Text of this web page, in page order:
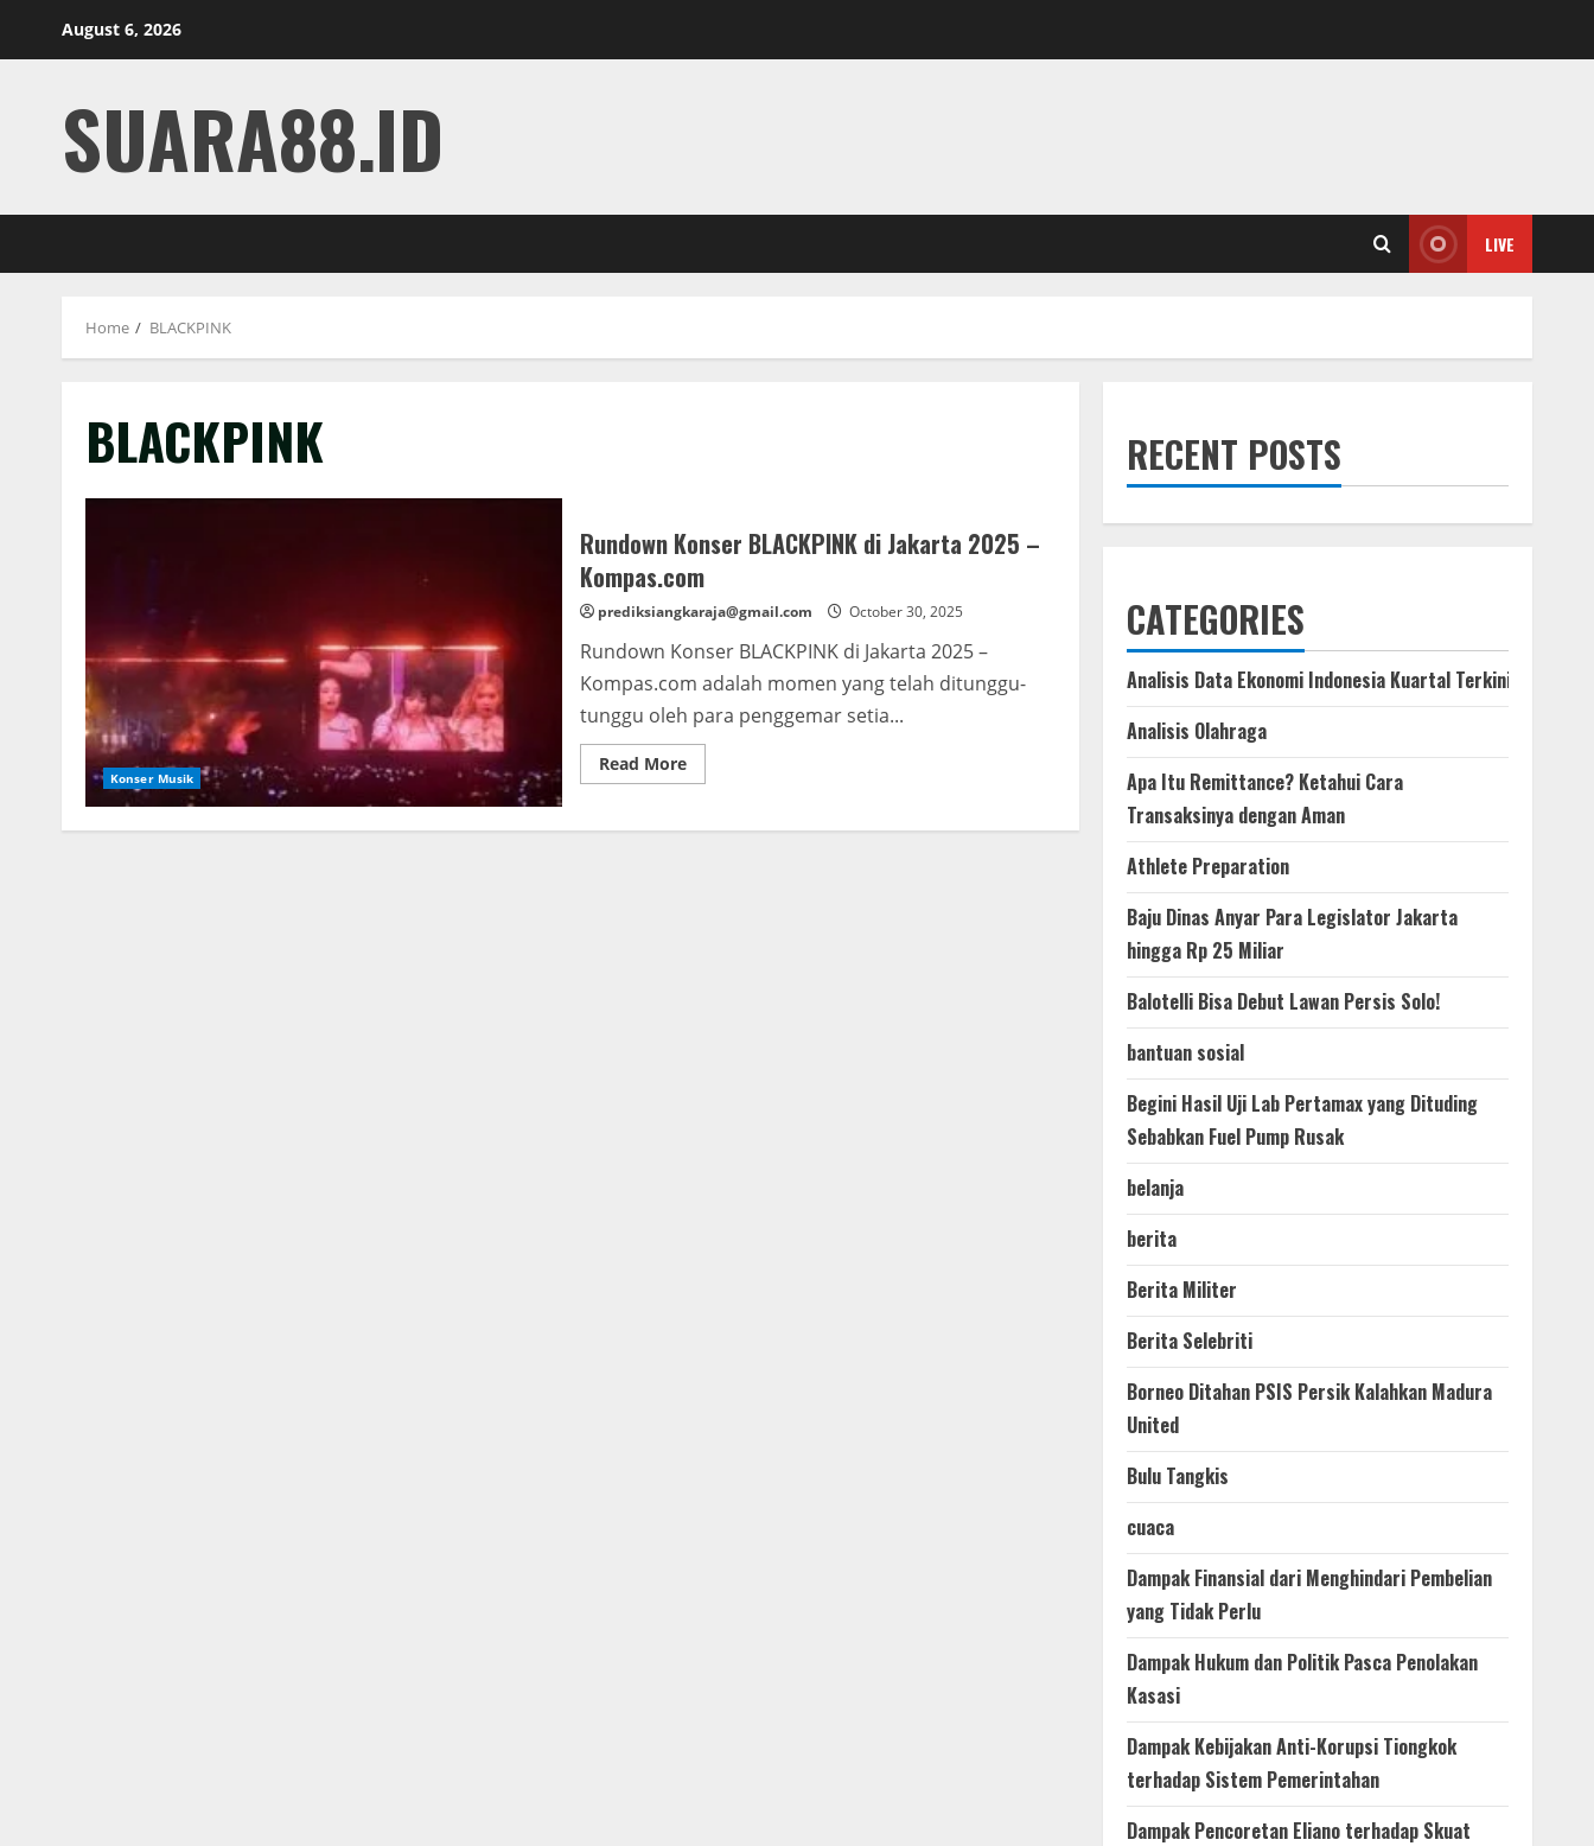
August 6, 2026
SUARA88.ID
LIVE
Home BLACKPINK
BLACKPINK
Konser Musik
Rundown Konser BLACKPINK di Jakarta 2025 –
Kompas.com
prediksiangkaraja@gmail.com October 30, 2025
Rundown Konser BLACKPINK di Jakarta 2025 –
Kompas.com adalah momen yang telah ditunggu-
tunggu oleh para penggemar setia...
Read MoreRead
more
Konser
RECENT POSTS
CATEGORIES
Analisis Data Ekonomi Indonesia Kuartal Terkini
Analisis Olahraga
Apa Itu Remittance? Ketahui Cara
Transaksinya dengan Aman
Athlete Preparation
Baju Dinas Anyar Para Legislator Jakarta
hingga Rp 25 Miliar
Balotelli Bisa Debut Lawan Persis Solo!
bantuan sosial
Begini Hasil Uji Lab Pertamax yang Dituding
Sebabkan Fuel Pump Rusak
belanja
berita
Berita Militer
Berita Selebriti
Borneo Ditahan PSIS Persik Kalahkan Madura
United
Bulu Tangkis
cuaca
Dampak Finansial dari Menghindari Pembelian
yang Tidak Perlu
Dampak Hukum dan Politik Pasca Penolakan
Kasasi
Dampak Kebijakan Anti-Korupsi Tiongkok
terhadap Sistem Pemerintahan
Dampak Pencoretan Eliano terhadap Skuat